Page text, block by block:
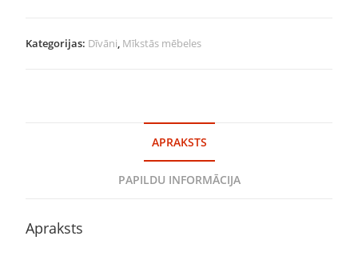
Kategorijas: Dīvāni Mīkstās mēbeles
APRAKSTS
PAPILDU INFORMĀCIJA
Apraksts